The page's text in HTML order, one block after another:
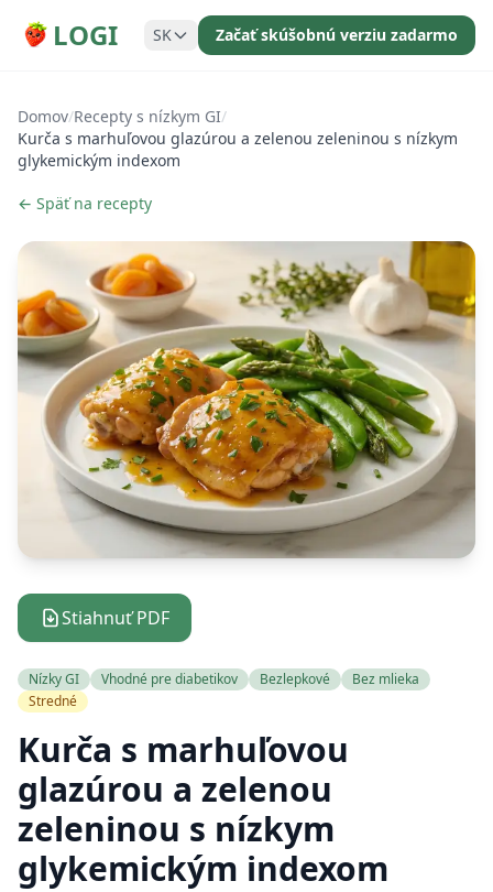
LOGI SK Začať skúšobnú verziu zadarmo
Domov/Recepty s nízkym GI/
Kurča s marhuľovou glazúrou a zelenou zeleninou s nízkym
glykemickým indexom
← Späť na recepty
Stiahnuť PDF
Nízky GI Vhodné pre diabetikov Bezlepkové
Bez mlieka
Stredné
Kurča s marhuľovou
glazúrou a zelenou
zeleninou s nízkym
glykemickým indexom